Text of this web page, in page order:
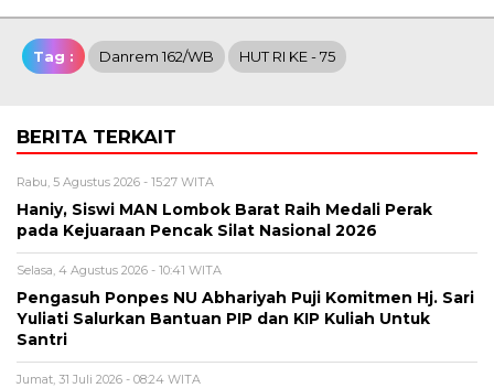
Tag : Danrem 162/WB HUT RI KE - 75
BERITA TERKAIT
Rabu, 5 Agustus 2026 - 15:27 WITA
Haniy, Siswi MAN Lombok Barat Raih Medali Perak
pada Kejuaraan Pencak Silat Nasional 2026
Selasa, 4 Agustus 2026 - 10:41 WITA
Pengasuh Ponpes NU Abhariyah Puji Komitmen Hj. Sari
Yuliati Salurkan Bantuan PIP dan KIP Kuliah Untuk
Santri
Jumat, 31 Juli 2026 - 08:24 WITA